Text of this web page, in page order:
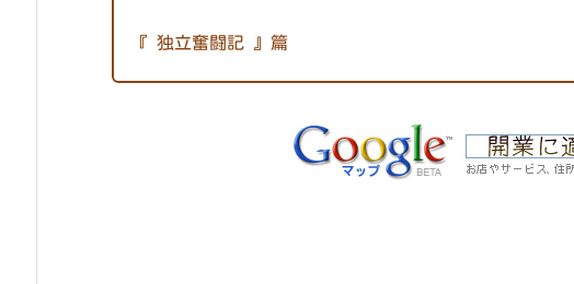
『 独立奮闘記 』篇